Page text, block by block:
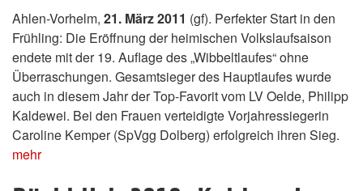
Ahlen-Vorhelm, 21. März 2011 (gf). Perfekter Start in den
Frühling: Die Eröffnung der heimischen Volkslaufsaison
endete mit der 19. Auflage des „Wibbeltlaufes“ ohne
Überraschungen. Gesamtsieger des Hauptlaufes wurde
auch in diesem Jahr der Top-Favorit vom LV Oelde, Philipp
Kaldewei. Bei den Frauen verteidigte Vorjahressiegerin
Caroline Kemper (SpVgg Dolberg) erfolgreich ihren Sieg.
mehr